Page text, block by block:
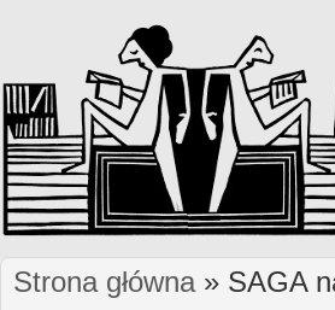
Jesteś tutaj
Strona główna» SAGA